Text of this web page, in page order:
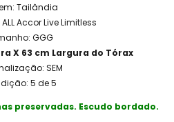
Tailândia
Accor Live Limitless
GGG
X 63 cm Largura do Tórax
SEM
5 de 5
preservadas. Escudo bordado.